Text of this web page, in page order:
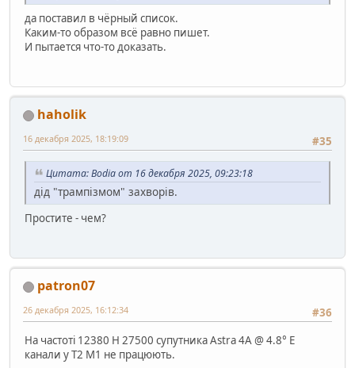
да поставил в чёрный список.
Каким-то образом всё равно пишет.
И пытается что-то доказать.
haholik
#35
16 декабря 2025, 18:19:09
Цитата: Bodia от 16 декабря 2025, 09:23:18
дід "трампізмом" захворів.
Простите - чем?
patron07
#36
26 декабря 2025, 16:12:34
На частоті 12380 Н 27500 супутника Astra 4A @ 4.8° E
канали у Т2 М1 не працюють.